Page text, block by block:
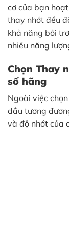
cơ của bạn
thay nhớt đều
khả năng bôi
nhiều năng
Chọn Thay
số hãng
Ngoài việc
dầu tương
và độ nhớt của